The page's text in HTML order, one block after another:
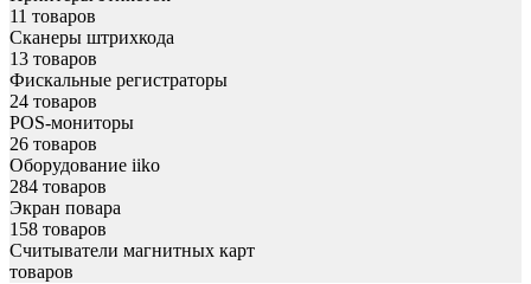
11 товаров
Сканеры штрихкода
13 товаров
Фискальные регистраторы
24 товаров
POS-мониторы
26 товаров
Оборудование iiko
284 товаров
Экран повара
158 товаров
Считыватели магнитных карт
товаров